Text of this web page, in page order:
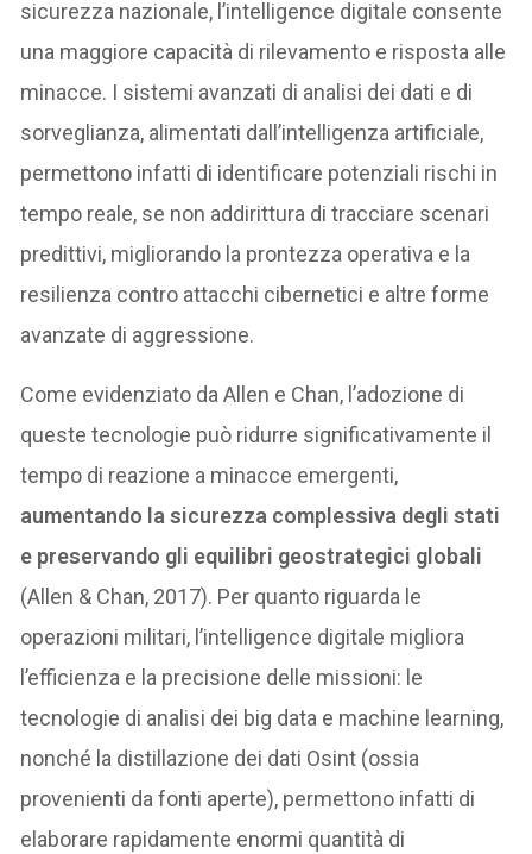
sicurezza nazionale, l’intelligence digitale consente
una maggiore capacità di rilevamento e risposta alle
minacce. I sistemi avanzati di analisi dei dati e di
sorveglianza, alimentati dall’intelligenza artificiale,
permettono infatti di identificare potenziali rischi in
tempo reale, se non addirittura di tracciare scenari
predittivi, migliorando la prontezza operativa e la
resilienza contro attacchi cibernetici e altre forme
avanzate di aggressione.
Come evidenziato da Allen e Chan, l’adozione di
queste tecnologie può ridurre significativamente il
tempo di reazione a minacce emergenti,
aumentando la sicurezza complessiva degli stati
e preservando gli equilibri geostrategici globali
(Allen & Chan, 2017). Per quanto riguarda le
operazioni militari, l’intelligence digitale migliora
l’efficienza e la precisione delle missioni: le
tecnologie di analisi dei big data e machine learning,
nonché la distillazione dei dati Osint (ossia
provenienti da fonti aperte), permettono infatti di
elaborare rapidamente enormi quantità di